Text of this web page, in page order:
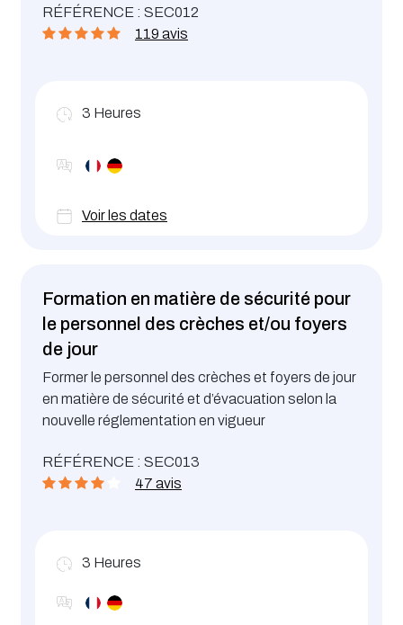
de sécurité au travail dans le but de répondre aux
attentes de l’Inspection du Travail et des Mines et
RÉFÉRENCE : SEC012
119 avis
3 Heures
Voir les dates
Formation en matière de sécurité pour
le personnel des crèches et/ou foyers
de jour
Former le personnel des crèches et foyers de jour
en matière de sécurité et d’évacuation selon la
nouvelle réglementation en vigueur
RÉFÉRENCE : SEC013
47 avis
3 Heures